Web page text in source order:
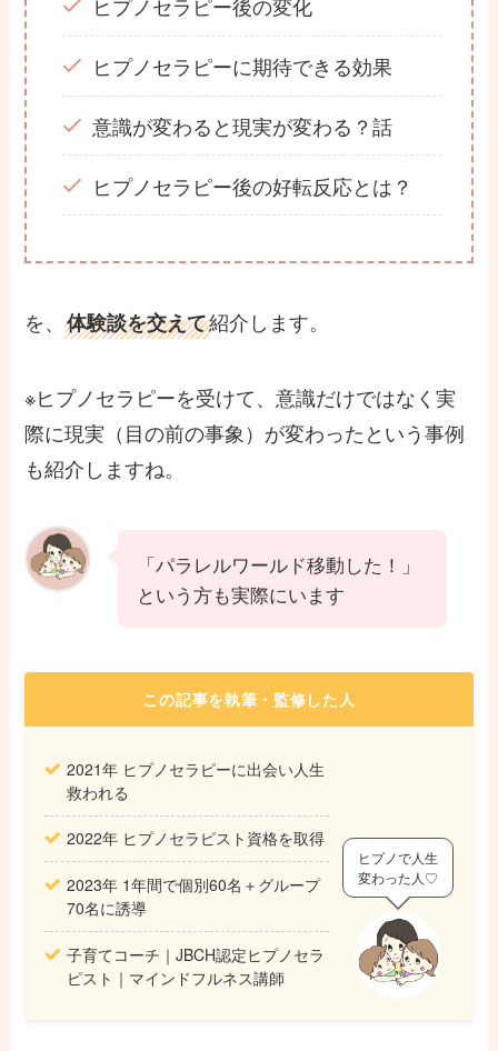
ヒプノセラピー後の変化
ヒプノセラピーに期待できる効果
意識が変わると現実が変わる？話
ヒプノセラピー後の好転反応とは？
を、体験談を交えて紹介します。
※ヒプノセラピーを受けて、意識だけではなく実
際に現実（目の前の事象）が変わったという事例
も紹介しますね。
「パラレルワールド移動した！」
という方も実際にいます
この記事を執筆・監修した人
2021年 ヒプノセラピーに出会い人生
救われる
2022年 ヒプノセラピスト資格を取得
2023年 1年間で個別60名＋グループ
70名に誘導
子育てコーチ｜JBCH認定ヒプノセラ
ピスト｜マインドフルネス講師
ヒプノで人生
変わった人♡